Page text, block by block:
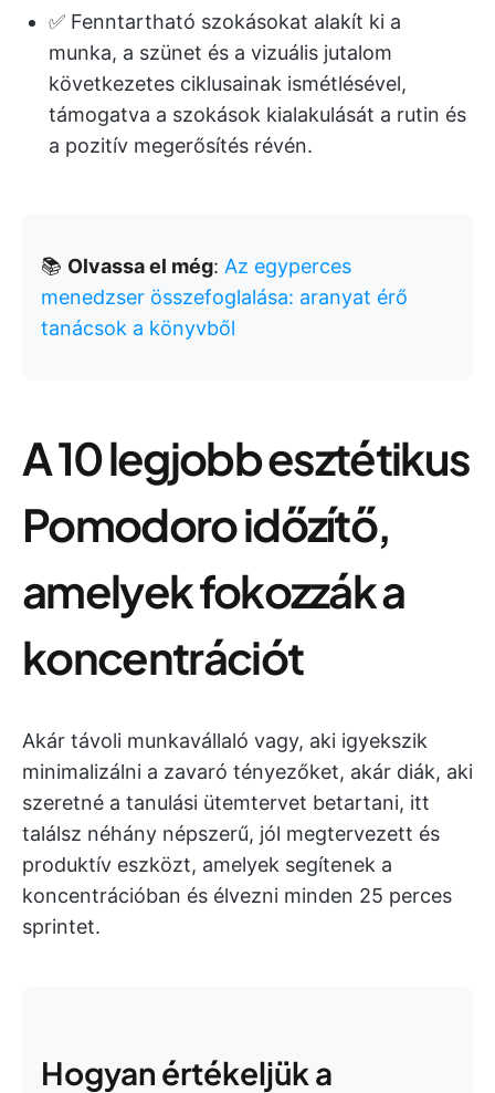
✅ Fenntartható szokásokat alakít ki a
munka, a szünet és a vizuális jutalom
következetes ciklusainak ismétlésével,
támogatva a szokások kialakulását a rutin és
a pozitív megerősítés révén.
📚 Olvassa el még: Az egyperces
menedzser összefoglalása: aranyat érő
tanácsok a könyvből
A 10 legjobb esztétikus
Pomodoro időzítő,
amelyek fokozzák a
koncentrációt
Akár távoli munkavállaló vagy, aki igyekszik
minimalizálni a zavaró tényezőket, akár diák, aki
szeretné a tanulási ütemtervet betartani, itt
találsz néhány népszerű, jól megtervezett és
produktív eszközt, amelyek segítenek a
koncentrációban és élvezni minden 25 perces
sprintet.
Hogyan értékeljük a